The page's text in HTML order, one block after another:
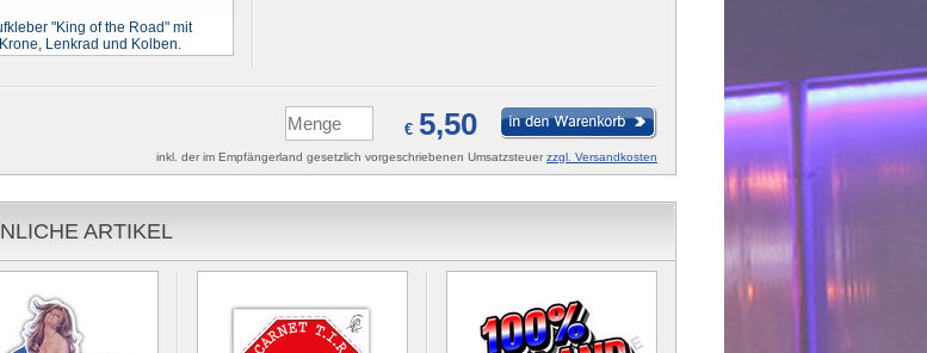
"King of the Road" mit
Lenkrad und Kolben.
€ 5,50
inkl. der im Empfängerland gesetzlich vorgeschriebenen Umsatzsteuer zzgl. Versandkosten
ARTIKEL